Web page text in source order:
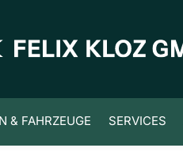
& FAHRZEUGE SERVICES